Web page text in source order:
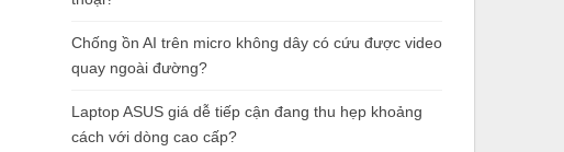
Chống ồn AI trên micro không dây có cứu được video
quay ngoài đường?
Laptop ASUS giá dễ tiếp cận đang thu hẹp khoảng
cách với dòng cao cấp?